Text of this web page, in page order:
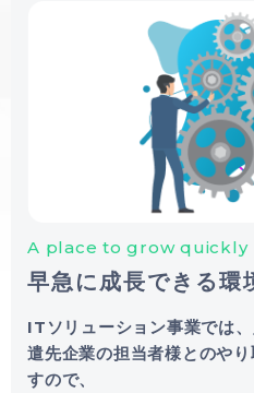
A place to grow quickly
早急に成長できる環
ITソリューション事業では
遣先企業の担当者様とのや
すので、